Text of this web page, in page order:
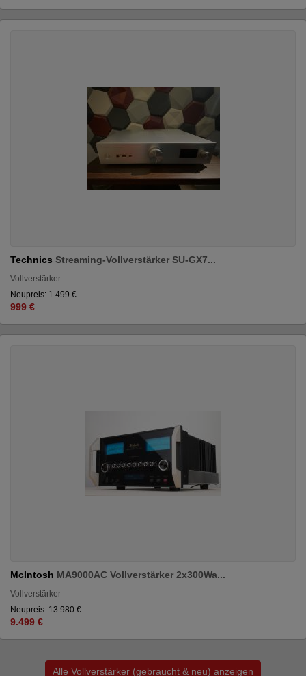
Technics Streaming-Vollverstärker SU-GX7...
Vollverstärker
Neupreis: 1.499 €
999 €
McIntosh MA9000AC Vollverstärker 2x300Wa...
Vollverstärker
Neupreis: 13.980 €
9.499 €
Alle Vollverstärker (gebraucht & neu) anzeigen